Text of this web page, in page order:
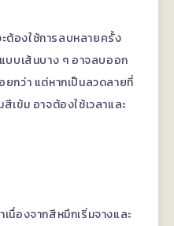
ต้องใช้การลบหลายครั้ง
บบเส้นบาง ๆ อาจลบออก
ยกว่า แต่หากเป็นลวดลายที่
เข้ม อาจต้องใช้เวลาและ
นื่องจากสีหมึกเริ่มจางและ